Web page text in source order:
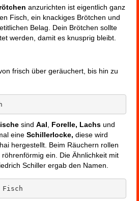
anzurichten ist eigentlich ganz
Fisch, ein knackiges Brötchen und
Belag. Dein Brötchen sollte
werden, damit es knusprig bleibt.
frisch über geräuchert, bis hin zu
sind Aal, Forelle, Lachs und
eine Schillerlocke, diese wird
hergestellt. Beim Räuchern rollen
ein. Die Ähnlichkeit mit
Schiller ergab den Namen.